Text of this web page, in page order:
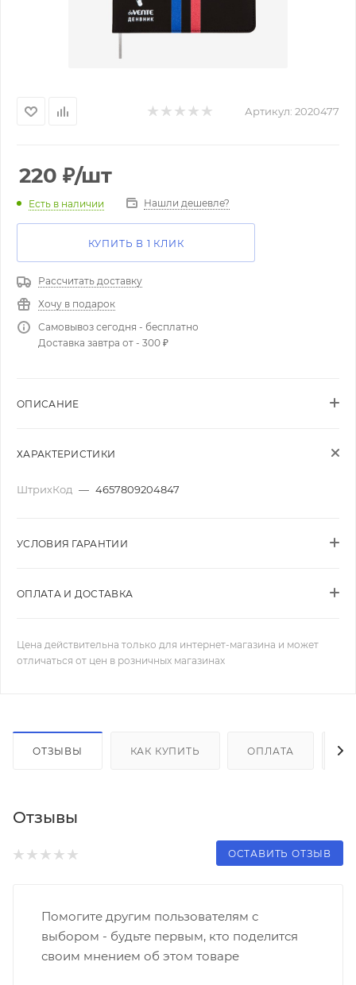
Артикул: 2020477
220 ₽/шт
Есть в наличии Нашли дешевле?
КУПИТЬ В 1 КЛИК
Рассчитать доставку
Хочу в подарок
Самовывоз сегодня - бесплатно
Доставка завтра от - 300 ₽
ОПИСАНИЕ
ХАРАКТЕРИСТИКИ
ШтрихКод — 4657809204847
УСЛОВИЯ ГАРАНТИИ
ОПЛАТА И ДОСТАВКА
Цена действительна только для интернет-магазина и может
отличаться от цен в розничных магазинах
ОТЗЫВЫ КАК КУПИТЬ ОПЛАТА
Отзывы
ОСТАВИТЬ ОТЗЫВ
Помогите другим пользователям с
выбором - будьте первым, кто поделится
своим мнением об этом товаре